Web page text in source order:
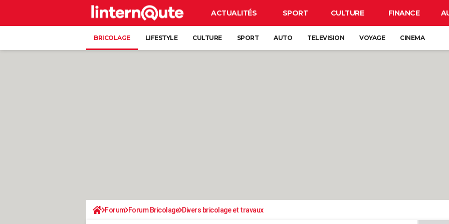
ACTUALITÉS SPORT CULTURE FINANCE
BRICOLAGE LIFESTYLE CULTURE SPORT AUTO TELEVISION VOYAGE CINEMA
Forum Forum Bricolage Divers bricolage et travaux